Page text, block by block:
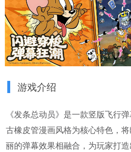
游戏介绍
《发条总动员》是一款竖版飞行
古橡皮管漫画风格为核心特色，
丽的弹幕效果相融合，为玩家打